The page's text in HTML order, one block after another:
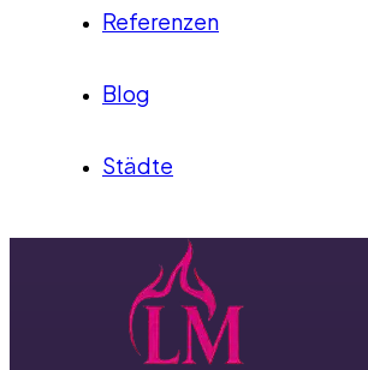
Referenzen
Blog
Städte